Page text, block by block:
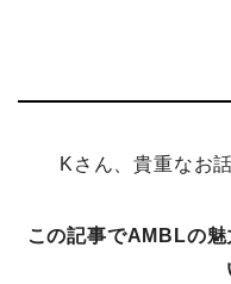
Kさん、貴重なお
この記事でAMBLの